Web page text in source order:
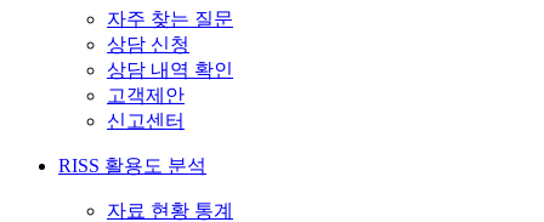
자주 찾는 질문
상담 신청
상담 내역 확인
고객제안
신고센터
RISS 활용도 분석
자료 현황 통계